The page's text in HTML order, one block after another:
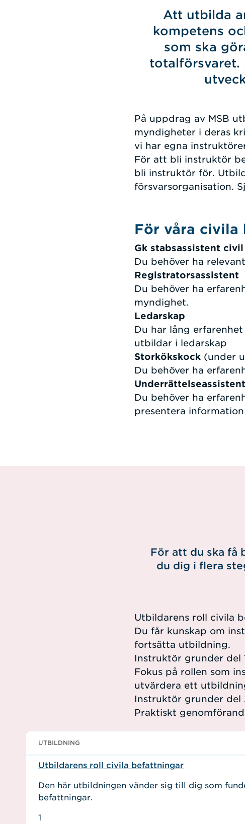
Att utbilda
kompetens
som ska
På uppdrag av MSB
myndigheter i deras
vi har egna
För att bli instruktör
bli instruktör för.
försvarsorganisation.
För våra
Gk stabsassistent civil
Du behöver ha
Registratorsassistent
Du behöver ha
myndighet.
Ledarskap
Du har lång
utbildar i ledarskap
Storkökskock (under
Du behöver ha
Underrättelseassistent
Du behöver ha
presentera information
För att du ska få
du dig i flera
Utbildarens roll civila
Du får kunskap om
fortsätta utbildning.
Instruktör grunder del
Fokus på rollen som
utvärdera ett
Instruktör grunder
Praktiskt
UTBILDNING
Utbildarens roll civila befattningar
Den här utbildningen vänder sig till dig som
befattningar.
1